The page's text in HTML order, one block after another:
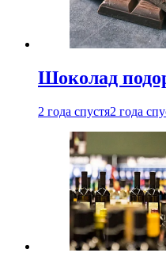
Шоколад
2 года спустя2 года